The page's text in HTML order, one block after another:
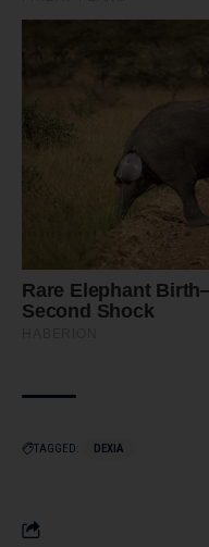
TAGGED: DEXIA